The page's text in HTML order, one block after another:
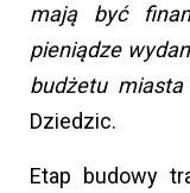
mają być
pieniądze
budżetu miasta
Dziedzic.
Etap budowy